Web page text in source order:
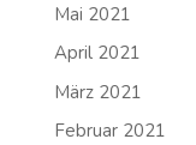
Mai 2021
April 2021
März 2021
Februar 2021